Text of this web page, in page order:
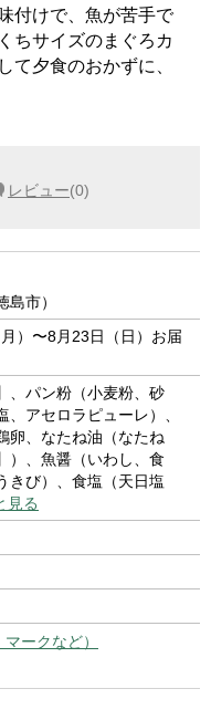
付けで、魚が苦手で
ちサイズのまぐろカ
て夕食のおかずに、
レビュー(0)
島市）
）〜8月23日（日）お届
、パン粉（小麦粉、砂
、アセロラピューレ）、
卵、なたね油（なたね
）、魚醤（いわし、食
きび）、食塩（天日塩
見る
ークなど）